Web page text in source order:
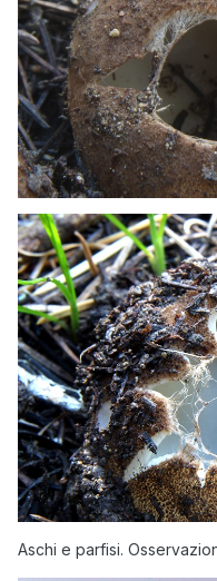
Aschi e parfisi.